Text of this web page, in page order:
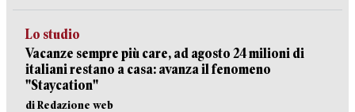
Lo studio
Vacanze sempre più care, ad agosto 24 milioni di
italiani restano a casa: avanza il fenomeno
"Staycation"
di Redazione web